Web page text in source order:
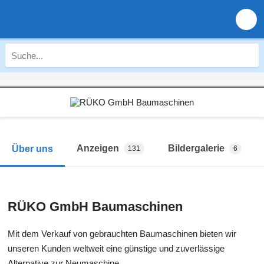
Über uns Anzeigen 131 Bildergalerie 6
RÜKO GmbH Baumaschinen
Mit dem Verkauf von gebrauchten Baumaschinen bieten wir
unseren Kunden weltweit eine günstige und zuverlässige